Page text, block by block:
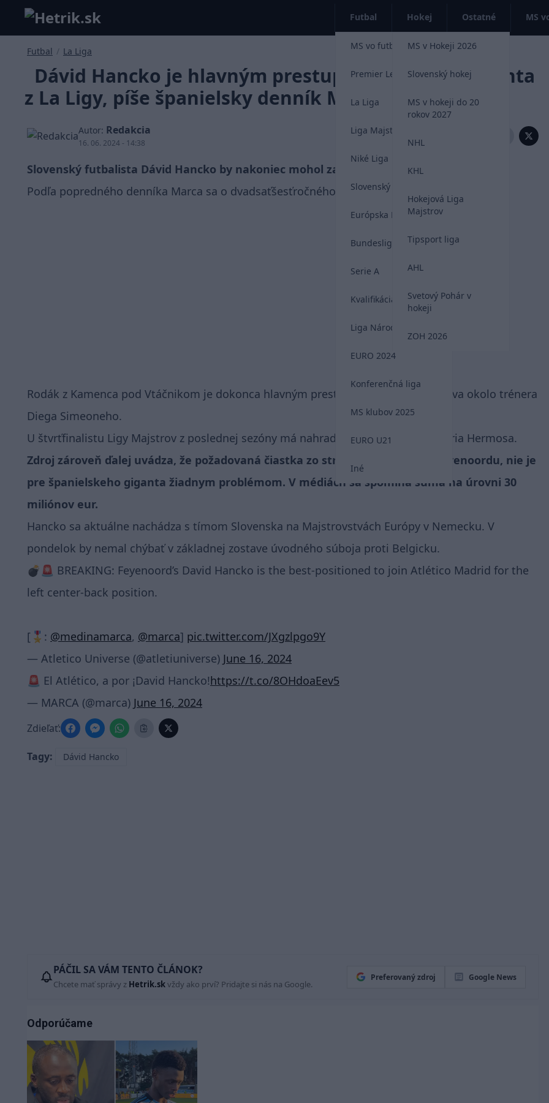
Futbal
MS vo futbale 2026
Premier League
La Liga
Liga Majstrov
Niké Liga
Slovenský futbal
Európska Liga
Bundesliga
Serie A
Kvalifikácia MS 2026
Liga Národov
EURO 2024
Konferenčná liga
MS klubov 2025
EURO U21
Iné
Hokej
MS v Hokeji 2026
Slovenský hokej
MS v hokeji do 20
rokov 2027
NHL
KHL
Hokejová Liga
Majstrov
Tipsport liga
AHL
Svetový Pohár v
hokeji
ZOH 2026
Ostatné MS
Futbal / La Liga
Dávid Hancko je hlavným prestupovým cieľom giganta
z La Ligy, píše španielsky denník Marca
Autor: Redakcia
16. 06. 2024 - 14:38
Zdieľať:
Slovenský futbalista Dávid Hancko by nakoniec mohol zamieriť do španielskej La Ligy.
Podľa popredného denníka Marca sa o dvadsaťšesťročného obrancu usiluje
Atletico Madrid
Rodák z Kamenca pod Vtáčnikom je dokonca hlavným prestupovým cieľom mužstva okolo trénera
Diega Simeoneho.
U štvrťfinalistu Ligy Majstrov z poslednej sezóny má nahradiť odchádzajúceho Maria Hermosa.
Zdroj zároveň ďalej uvádza, že požadovaná čiastka zo strany holandského Feyenoordu, nie je
pre španielskeho giganta žiadnym problémom. V médiách sa spomína suma na úrovni 30
miliónov eur.
Hancko sa aktuálne nachádza s tímom Slovenska na Majstrovstvách Európy v Nemecku. V
pondelok by nemal chýbať v základnej zostave úvodného súboja proti Belgicku.
💣🚨 BREAKING: Feyenoord’s David Hancko is the best-positioned to join Atlético Madrid for the
left center-back position.
[🎖️: @medinamarca, @marca] pic.twitter.com/JXgzlpgo9Y
— Atletico Universe (@atletiuniverse) June 16, 2024
🚨 El Atlético, a por ¡David Hancko!https://t.co/8OHdoaEev5
— MARCA (@marca) June 16, 2024
Zdieľať:
Tagy: Dávid Hancko
PÁČIL SA VÁM TENTO ČLÁNOK?
Chcete mať správy z Hetrik.skvždy ako prví? Pridajte si nás na Google.
Preferovaný zdroj Google News
Odporúčame